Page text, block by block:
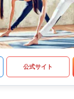
公式サイト